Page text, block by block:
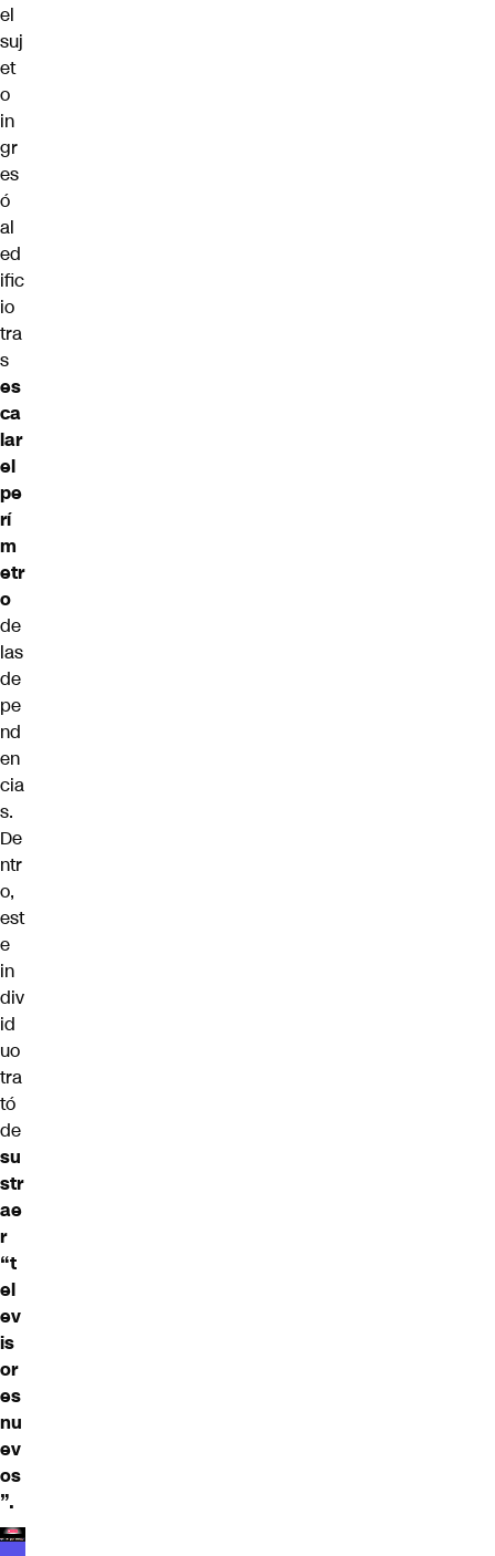
el
suj
et
o
in
gr
es
ó
al
ed
ific
io
tra
s
es
ca
lar
el
pe
rí
m
etr
o
de
las
de
pe
nd
en
cia
s.
De
ntr
o,
est
e
in
div
id
uo
tra
tó
de
su
str
ae
r
“t
el
ev
is
or
es
nu
ev
os
”.